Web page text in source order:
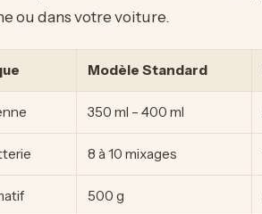
ou dans votre voiture.
Modèle Standard
350 ml – 400 ml
8 à 10 mixages
500 g